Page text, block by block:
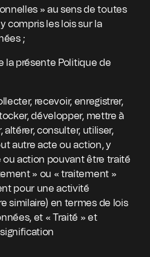
» au sens de toutes
compris les lois sur la
;
la présente Politique de
recevoir, enregistrer,
développer, mettre à
altérer, consulter, utiliser,
autre acte ou action, y
action pouvant être traité
» ou « traitement »
pour une activité
similaire) en termes de lois
et « Traité » et